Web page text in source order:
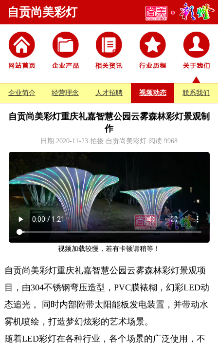
自贡尚美彩灯
企业简介 经营理念 人才招聘 视频动态 联系我们
自贡尚美彩灯重庆礼嘉智慧公园云雾森林彩灯景观制
作
日期:2020-11-23 拍摄:自贡尚美彩灯 阅读:9968
视频加载较慢，若有卡顿请稍等！
自贡尚美彩灯重庆礼嘉智慧公园云雾森林彩灯景观项
目，由304不锈钢弯压造型，PVC膜裱糊，幻彩LED动
态追光 。同时内部附带太阳能板发电装置，并带动水
雾机喷绘，打造梦幻炫彩的艺术场景。
随着LED彩灯在各种行业，各个场景的广泛使用，不